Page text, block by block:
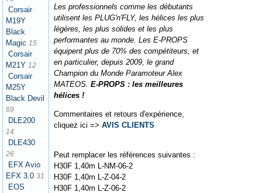
Corsair
M19Y
Black
Magic 15
Corsair
M21Y 12
Corsair
M25Y
Black Devil
69
DLE200
14
DLE430
26
EFX Avio
EFX 3.0 31
EOS
Les professionnels comme les débutants
utilisent les PLUG'n'FLY, les hélices les plus
légères, les plus solides et les plus
performantes au monde. Les E-PROPS
équipent plus de 70% des compétiteurs, et
en particulier, depuis 2009, le grand
Champion du Monde Paramoteur Alex
MATEOS.E-PROPS : les meilleures
hélices !
Commentaires et retours d'expérience,
cliquez ici =>AVIS CLIENTS
Peut remplacer les références suivantes :
H30F 1,40m L-NM-06-2
H30F 1,40m L-Z-04-2
H30F 1,40m L-Z-06-2